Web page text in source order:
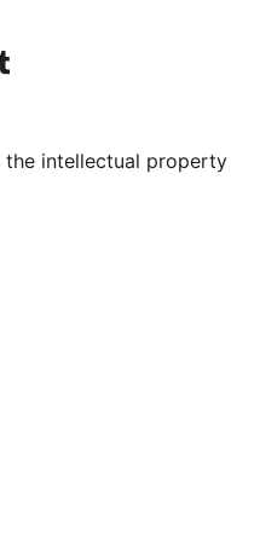
একাউণ্টলৈ যাওক
the intellectual property